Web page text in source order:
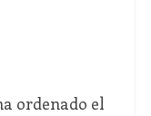
ordenado el